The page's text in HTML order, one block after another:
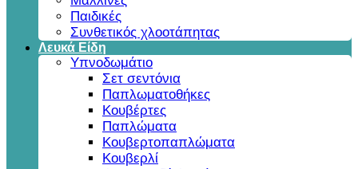
Παιδικές
Συνθετικός χλοοτάπητας
Λευκά Είδη
Υπνοδωμάτιο
Σετ σεντόνια
Παπλωματοθήκες
Κουβέρτες
Παπλώματα
Κουβερτοπαπλώματα
Κουβερλί